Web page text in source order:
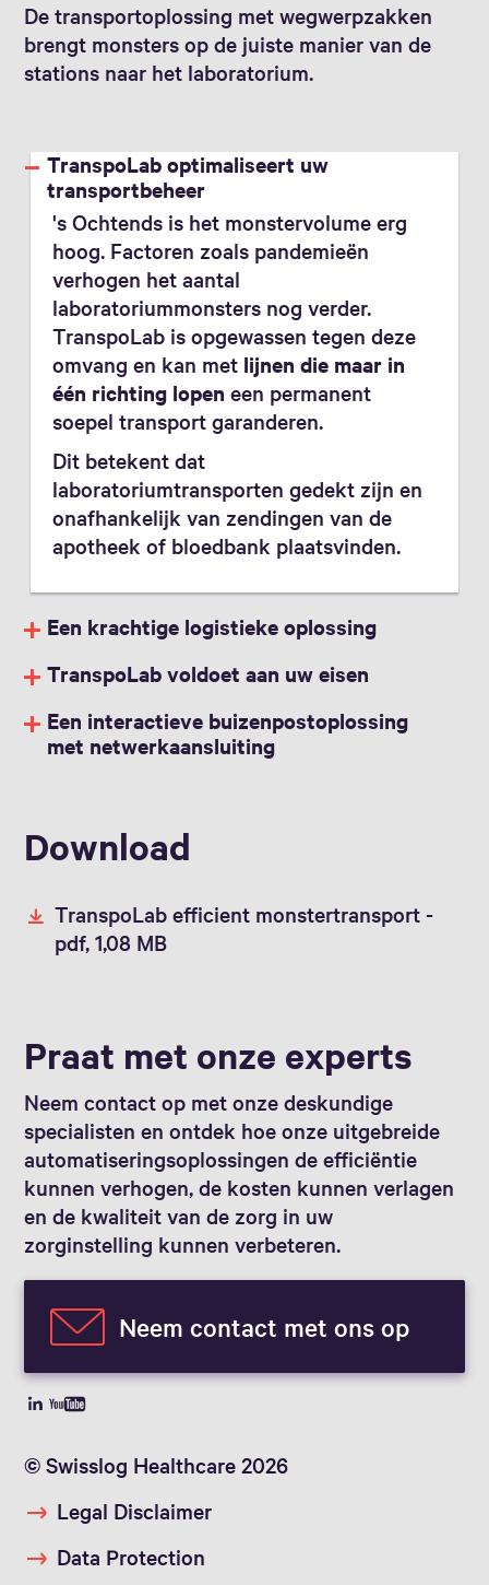
De transportoplossing met wegwerpzakken
brengt monsters op de juiste manier van de
stations naar het laboratorium.
TranspoLab optimaliseert uw
transportbeheer
's Ochtends is het monstervolume erg
hoog. Factoren zoals pandemieën
verhogen het aantal
laboratoriummonsters nog verder.
TranspoLab is opgewassen tegen deze
omvang en kan met lijnen die maar in
één richting lopen een permanent
soepel transport garanderen.
Dit betekent dat
laboratoriumtransporten gedekt zijn en
onafhankelijk van zendingen van de
apotheek of bloedbank plaatsvinden.
Een krachtige logistieke oplossing
TranspoLab voldoet aan uw eisen
Een interactieve buizenpostoplossing
met netwerkaansluiting
Download
TranspoLab efficient monstertransport -
pdf, 1,08 MB
Praat met onze experts
Neem contact op met onze deskundige
specialisten en ontdek hoe onze uitgebreide
automatiseringsoplossingen de efficiëntie
kunnen verhogen, de kosten kunnen verlagen
en de kwaliteit van de zorg in uw
zorginstelling kunnen verbeteren.
Neem contact met ons op
© Swisslog Healthcare 2026
Legal Disclaimer
Data Protection